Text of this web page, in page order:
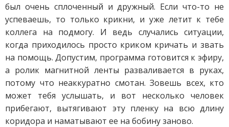
был очень сплоченный и дружный. Если что-то не
успеваешь, то только крикни, и уже летит к тебе
коллега на подмогу. И ведь случались ситуации,
когда приходилось просто криком кричать и звать
на помощь. Допустим, программа готовится к эфиру,
а ролик магнитной ленты разваливается в руках,
потому что неаккуратно смотан. Зовешь всех, кто
может тебя услышать, и вот несколько человек
прибегают, вытягивают эту пленку на всю длину
коридора и наматывают ее на бобину заново.